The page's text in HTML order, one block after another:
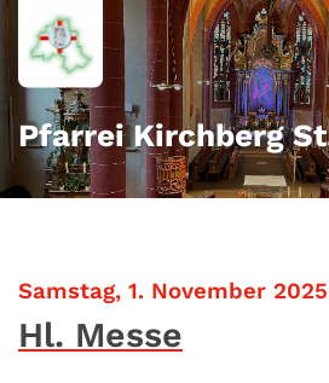
Zum Inhalt springen
Pfarrei Kirchberg
Samstag, 1. November
Hl. Messe